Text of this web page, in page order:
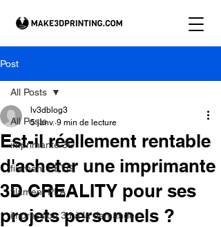
Post
All Posts
imprimante 3D
filament PETG
filament PLA
impression 3d à la demande.
All Posts
Est-il réellement rentable
d'acheter une imprimante
3D CREALITY pour ses
projets personnels ?
lv3dblog3
5 janv. 9 min de lecture